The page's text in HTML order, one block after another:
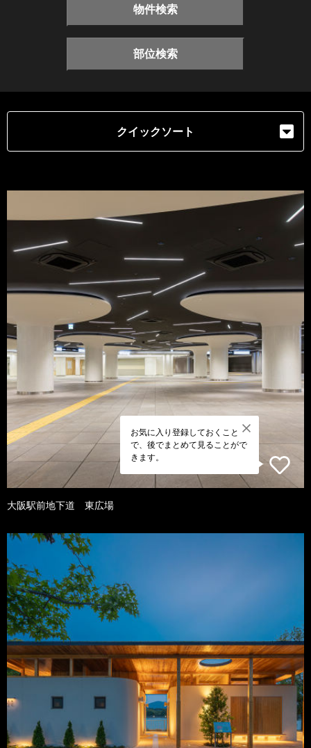
物件検索
部位検索
クイックソート
お気に入り登録しておくこと
で、後でまとめて見ることがで
きます。
大阪駅前地下道 東広場